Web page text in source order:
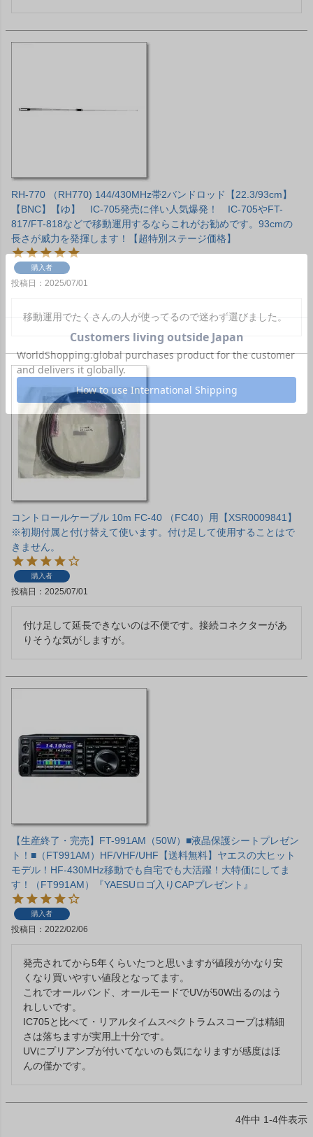
RH-770 （RH770) 144/430MHz帯2バンドロッド【22.3/93cm】
【BNC】【ゆ】 IC-705発売に伴い人気爆発！ IC-705やFT-
817/FT-818などで移動運用するならこれがお勧めです。93cmの
長さが威力を発揮します！【超特別ステージ価格】
購入者
投稿日 2025/07/01
移動運用でたくさんの人が使ってるので迷わず選びました。
コントロールケーブル 10m FC-40 （FC40）用【XSR0009841】
※初期付属と付け替えて使います。付け足して使用することはで
きません。
購入者
投稿日 2025/07/01
付け足して延長できないのは不便です。接続コネクターがあ
りそうな気がしますが。
【生産終了・完売】FT-991AM（50W）■液晶保護シートプレゼン
ト！■（FT991AM）HF/VHF/UHF【送料無料】ヤエスの大ヒット
モデル！HF-430MHz移動でも自宅でも大活躍！大特価にしてま
す！（FT991AM）『YAESUロゴ入りCAPプレゼント』
購入者
投稿日 2022/02/06
発売されてから5年くらいたつと思いますが値段がかなり安
くなり買いやすい値段となってます。
これでオールバンド、オールモードでUVが50W出るのはう
れしいです。
IC705と比べて・リアルタイムスぺクトラムスコープは精細
さは落ちますが実用上十分です。
UVにプリアンプが付いてないのも気になりますが感度はほ
んの僅かです。
4件中 1-4件表示